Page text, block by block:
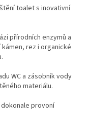
toalet s inovativní
přírodních enzymů a
rez i organické
WC a zásobník vody
materiálu.
provoní